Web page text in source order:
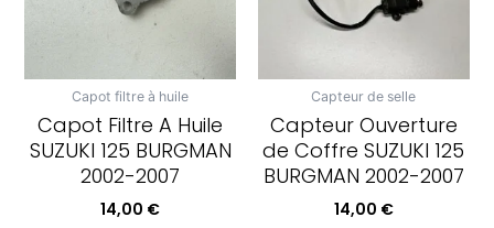
Capot filtre à huile
Capot Filtre A Huile
SUZUKI 125 BURGMAN
2002-2007
14,00 €
Capteur de selle
Capteur Ouverture
de Coffre SUZUKI 125
BURGMAN 2002-2007
14,00 €